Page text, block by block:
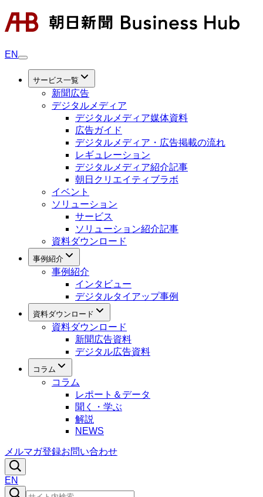
EN
サービス一覧
新聞広告
デジタルメディア
デジタルメディア媒体資料
広告ガイド
デジタルメディア・広告掲載の流れ
レギュレーション
デジタルメディア紹介記事
朝日クリエイティブラボ
イベント
ソリューション
サービス
ソリューション紹介記事
資料ダウンロード
事例紹介
事例紹介
インタビュー
デジタルタイアップ事例
資料ダウンロード
資料ダウンロード
新聞広告資料
デジタル広告資料
コラム
コラム
レポート＆データ
聞く・学ぶ
解説
NEWS
メルマガ登録お問い合わせ
EN